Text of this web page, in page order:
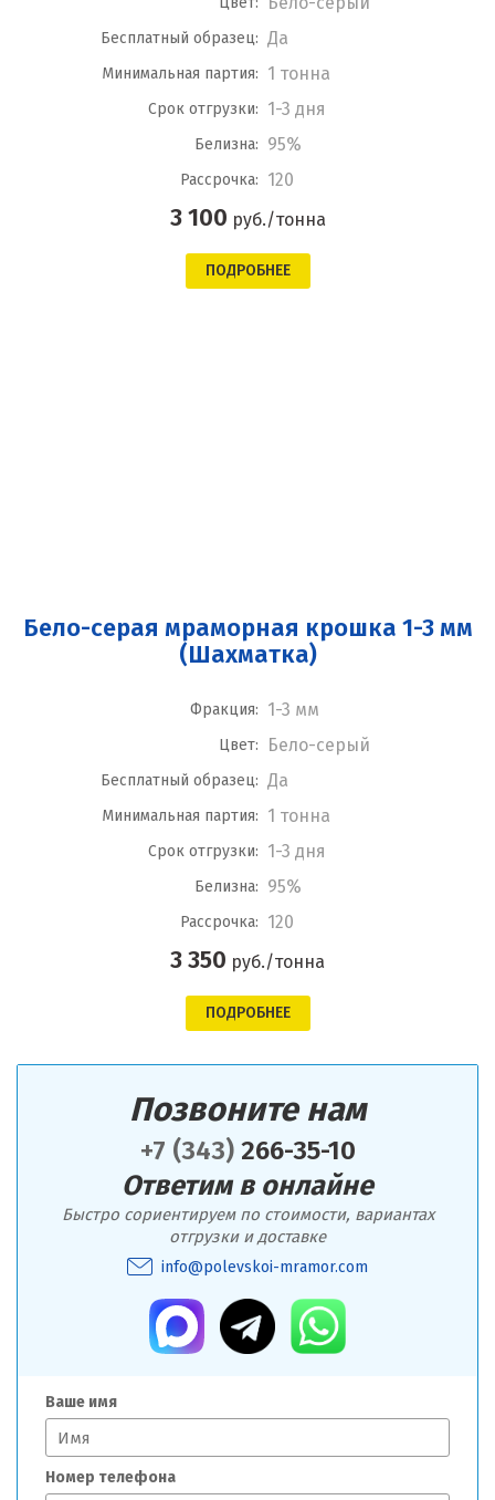
Бесплатный образец: Да
Минимальная партия: 1 тонна
Срок отгрузки: 1-3 дня
Белизна: 95%
Рассрочка: 120
3 100 руб./тонна
ПОДРОБНЕЕ
Бело-серая мраморная крошка 1-3 мм
(Шахматка)
Фракция: 1-3 мм
Цвет: Бело-серый
Бесплатный образец: Да
Минимальная партия: 1 тонна
Срок отгрузки: 1-3 дня
Белизна: 95%
Рассрочка: 120
3 350 руб./тонна
ПОДРОБНЕЕ
Позвоните нам
+7 (343)266-35-10
Ответим в онлайне
Быстро сориентируем по стоимости, вариантах
отгрузки и доставке
info@polevskoi-mramor.com
Ваше имя
Номер телефона